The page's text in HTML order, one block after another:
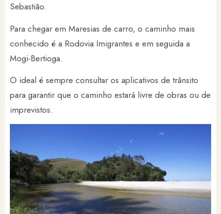
Sebastião.
Para chegar em Maresias de carro, o caminho mais
conhecido é a Rodovia Imigrantes e em seguida a
Mogi-Bertioga.
O ideal é sempre consultar os aplicativos de trânsito
para garantir que o caminho estará livre de obras ou de
imprevistos.